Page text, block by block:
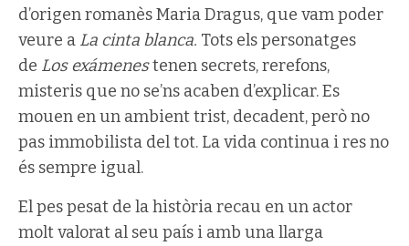
d’origen romanès Maria Dragus, que vam poder
veure a La cinta blanca. Tots els personatges
de Los exámenestenen secrets, rerefons,
misteris que no se’ns acaben d’explicar. Es
mouen en un ambient trist, decadent, però no
pas immobilista del tot. La vida continua i res no
és sempre igual.
El pes pesat de la història recau en un actor
molt valorat al seu país i amb una llarga